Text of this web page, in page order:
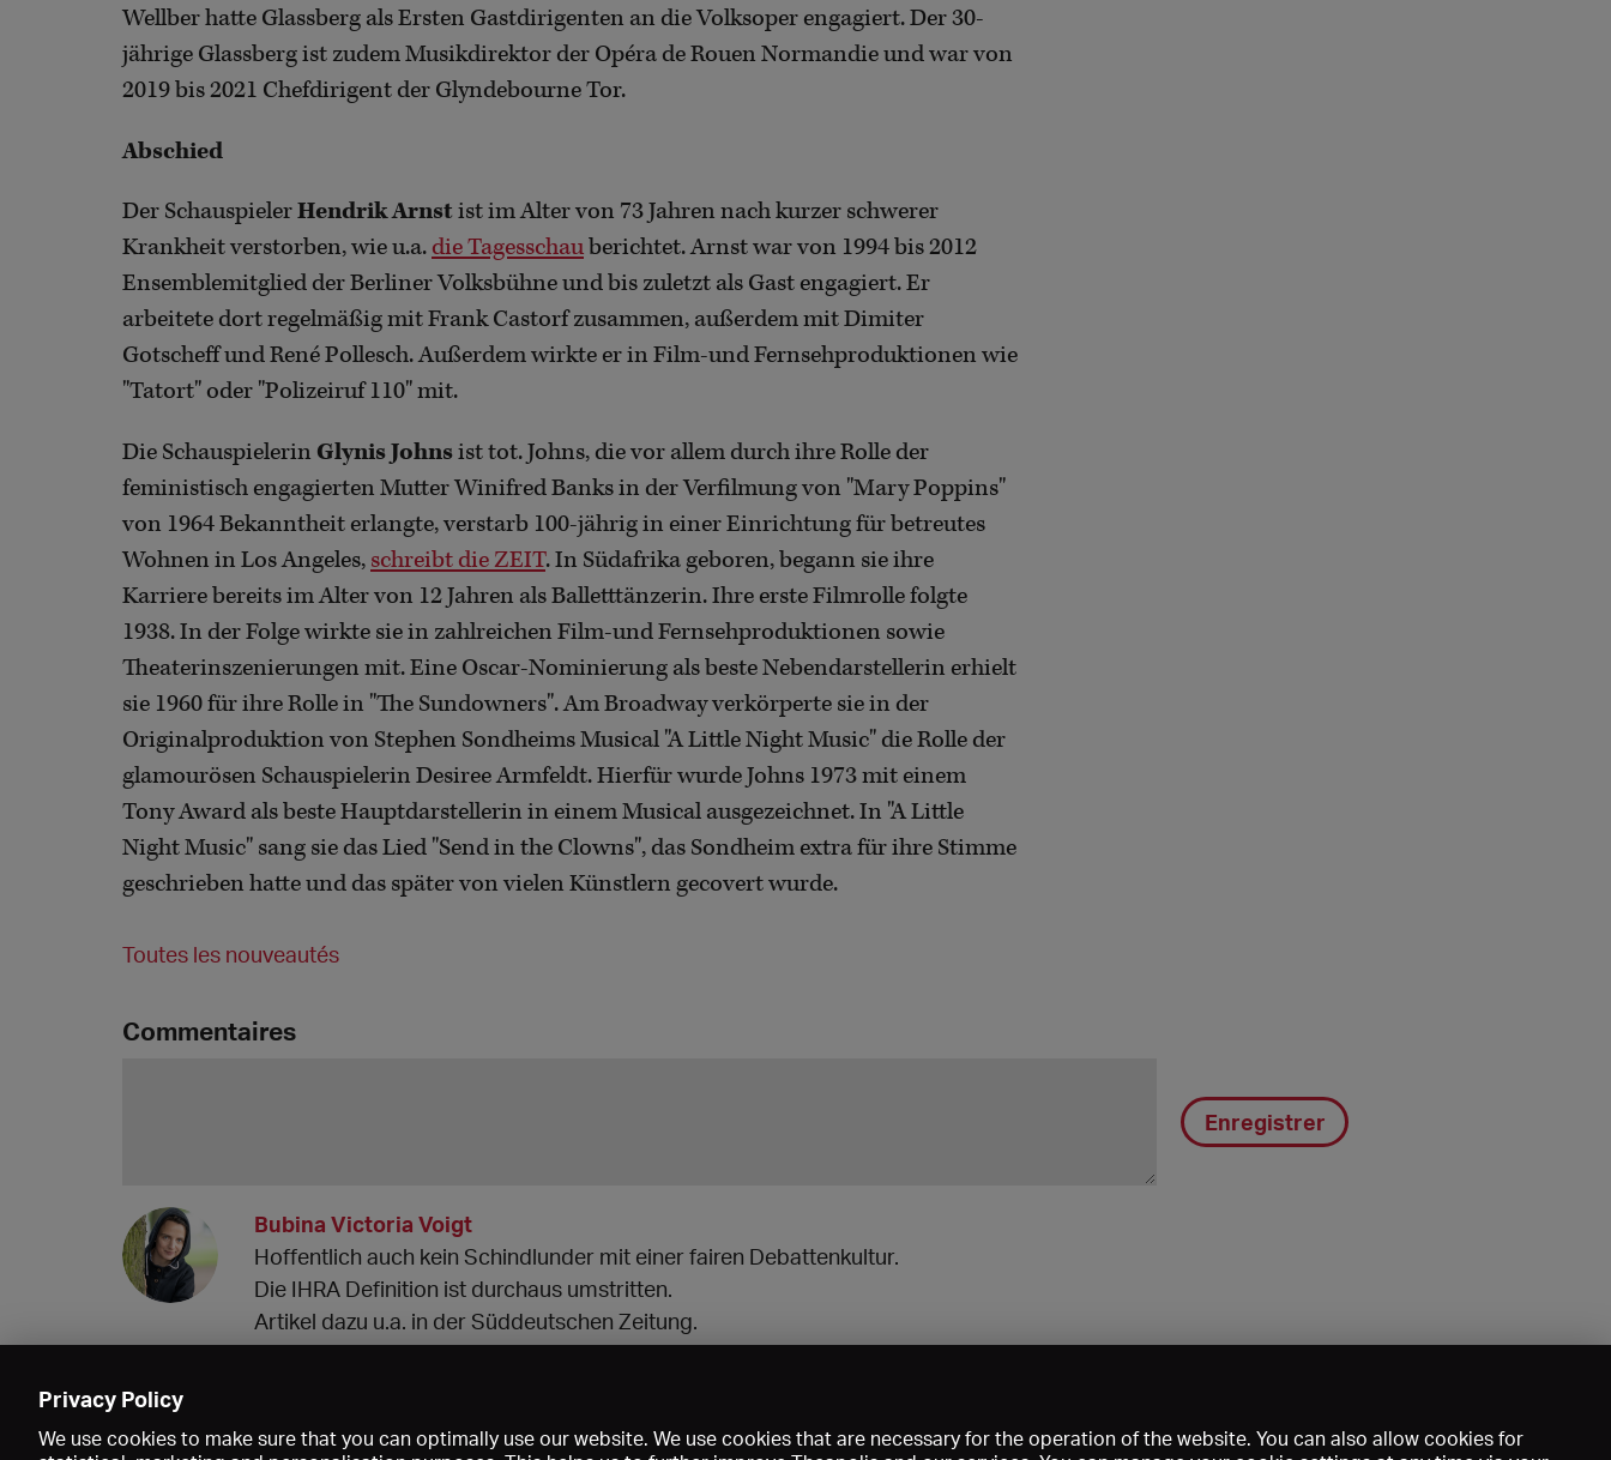
Wellber hatte Glassberg als Ersten Gastdirigenten an die Volksoper engagiert. Der 30-
jährige Glassberg ist zudem Musikdirektor der Opéra de Rouen Normandie und war von
2019 bis 2021 Chefdirigent der Glyndebourne Tor.
Abschied
Der SchauspielerHendrik Arnst ist im Alter von 73 Jahren nach kurzer schwerer
Krankheit verstorben, wie u.a. die Tagesschauberichtet. Arnst war von 1994 bis 2012
Ensemblemitglied der Berliner Volksbühne und bis zuletzt als Gast engagiert. Er
arbeitete dort regelmäßig mit Frank Castorf zusammen, außerdem mit Dimiter
Gotscheff und René Pollesch. Außerdem wirkte er in Film-und Fernsehproduktionen wie
"Tatort" oder "Polizeiruf 110" mit.
Die Schauspielerin Glynis Johnsist tot. Johns, die vor allem durch ihre Rolle der
feministisch engagierten Mutter Winifred Banks in der Verfilmung von "Mary Poppins"
von 1964 Bekanntheit erlangte, verstarb 100-jährig in einer Einrichtung für betreutes
Wohnen in Los Angeles, schreibt die ZEIT. In Südafrika geboren, begann sie ihre
Karriere bereits im Alter von 12 Jahren als Balletttänzerin. Ihre erste Filmrolle folgte
1938. In der Folge wirkte sie in zahlreichen Film-und Fernsehproduktionen sowie
Theaterinszenierungen mit. Eine Oscar-Nominierung als beste Nebendarstellerin erhielt
sie 1960 für ihre Rolle in "The Sundowners". Am Broadway verkörperte sie in der
Originalproduktion von Stephen Sondheims Musical "A Little Night Music" die Rolle der
glamourösen Schauspielerin Desiree Armfeldt. Hierfür wurde Johns 1973 mit einem
Tony Award als beste Hauptdarstellerin in einem Musical ausgezeichnet. In "A Little
Night Music" sang sie das Lied "Send in the Clowns", das Sondheim extra für ihre Stimme
geschrieben hatte und das später von vielen Künstlern gecovert wurde.
Toutes les nouveautés
Commentaires
Enregistrer
Bubina Victoria Voigt
Hoffentlich auch kein Schindlunder mit einer fairen Debattenkultur.
Die IHRA Definition ist durchaus umstritten.
Artikel dazu u.a. in der Süddeutschen Zeitung.
Privacy Policy
We use cookies to make sure that you can optimally use our website. We use cookies that are necessary for the operation of the website. You can also allow cookies for